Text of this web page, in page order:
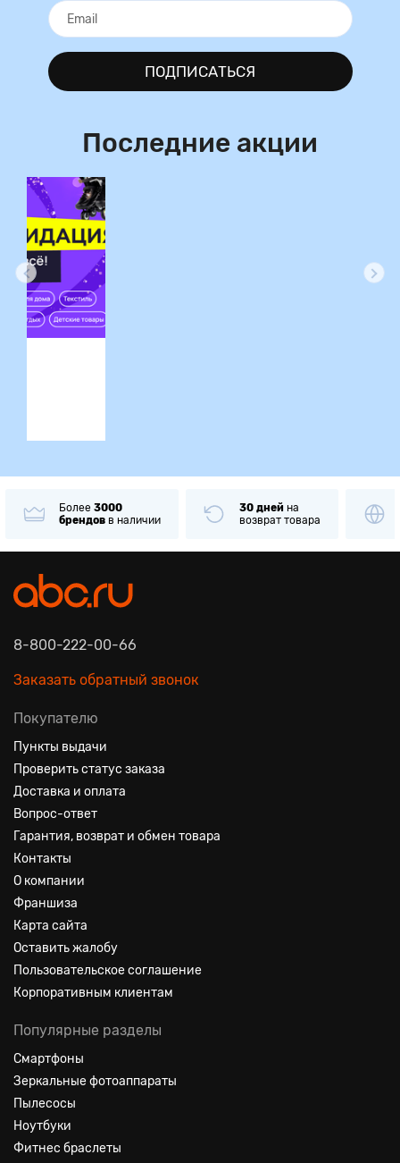
ПОДПИСАТЬСЯ
Последние акции
Более 3000
брендов в наличии
30 дней на
возврат товара
8-800-222-00-66
Заказать обратный звонок
Покупателю
Пункты выдачи
Проверить статус заказа
Доставка и оплата
Вопрос-ответ
Гарантия, возврат и обмен товара
Контакты
О компании
Франшиза
Карта сайта
Оставить жалобу
Пользовательское соглашение
Корпоративным клиентам
Популярные разделы
Смартфоны
Зеркальные фотоаппараты
Пылесосы
Ноутбуки
Фитнес браслеты